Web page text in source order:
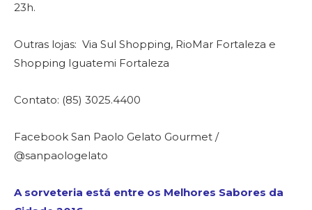
23h.
Outras lojas: Via Sul Shopping, RioMar Fortaleza e
Shopping Iguatemi Fortaleza
Contato: (85) 3025.4400
Facebook San Paolo Gelato Gourmet /
@sanpaologelato
A sorveteria está entre os Melhores Sabores da